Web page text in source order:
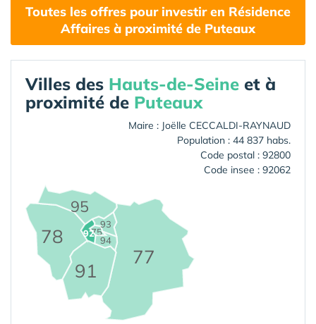
Toutes les offres pour investir en Résidence
Affaires à proximité de Puteaux
Villes des Hauts-de-Seine et à
proximité de Puteaux
Maire : Joëlle CECCALDI-RAYNAUD
Population : 44 837 habs.
Code postal : 92800
Code insee : 92062
75
77
78
91
92
93
94
95